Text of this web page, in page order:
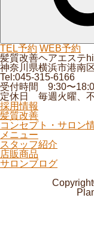
TEL予約 WEB予約
髪質改善ヘアエステ
神奈川県横浜市港南
Tel:045-315-6166
受付時間 9:30〜
定休日 毎週火曜、
採用情報
髪質改善
コンセプト・サロン
メニュー
スタッフ紹介
店販商品
サロンブログ